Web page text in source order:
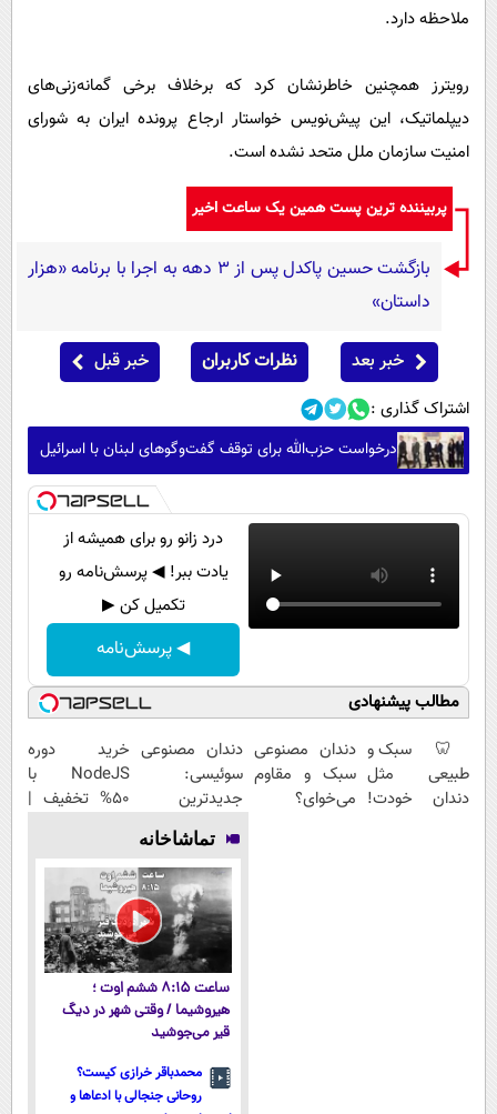
ملاحظه دارد.
رویترز همچنین خاطرنشان کرد که برخلاف برخی گمانه‌زنی‌های
دیپلماتیک، این پیش‌نویس خواستار ارجاع پرونده ایران به شورای
امنیت سازمان ملل متحد نشده است.
پربیننده ترین پست همین یک ساعت اخیر
بازگشت حسین پاکدل پس از ۳ دهه به اجرا با برنامه «هزار
داستان»
خبر بعد نظرات کاربران خبر قبل
اشتراک گذاری :
درخواست حزب‌الله برای توقف گفت‌وگوهای لبنان با اسرائیل
درد زانو رو برای همیشه از
یادت ببر! ◀ پرسش‌نامه رو
تکمیل کن ▶
◀ پرسش‌نامه
مطالب پیشنهادی
🦷 سبک و
طبیعی مثل
دندان خودت!
دندان مصنوعی
سبک و مقاوم
می‌خوای؟
دندان مصنوعی
سوئیسی:
جدیدترین
فناوری اروپا،
سبک و مقاوم |
پرداخت قسطی
خرید دوره
NodeJS با
۵۰% تخفیف |
همیشه
تماشاخانه
ساعت ۸:۱۵ ششم اوت ؛
هیروشیما / وقتی شهر در دیگ
قیر می‌جوشید
محمدباقر خرازی کیست؟
روحانی جنجالی با ادعاها و